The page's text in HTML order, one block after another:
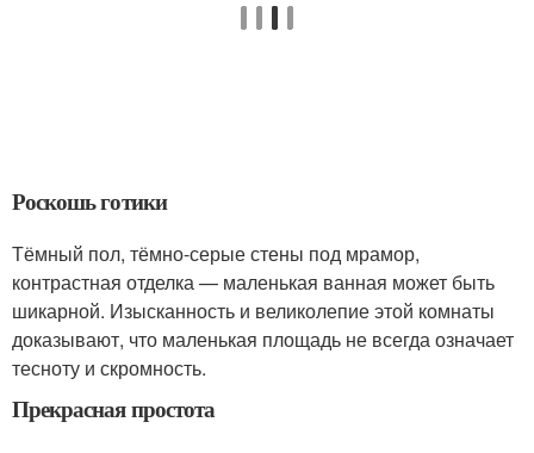
Роскошь готики
Тёмный пол, тёмно-серые стены под мрамор,
контрастная отделка — маленькая ванная может быть
шикарной. Изысканность и великолепие этой комнаты
доказывают, что маленькая площадь не всегда означает
тесноту и скромность.
Прекрасная простота